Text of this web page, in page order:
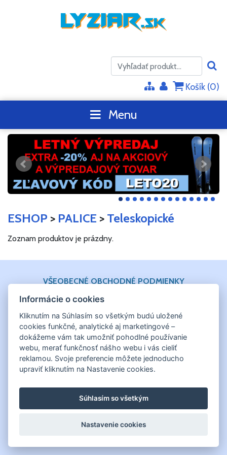
Košík (0)
Menu
ESHOP > PALICE > Teleskopické
Zoznam produktov je prázdny.
VŠEOBECNÉ OBCHODNÉ PODMIENKY
Informácie o cookies
Kliknutím na Súhlasím so všetkým budú uložené
cookies funkčné, analytické aj marketingové –
dokážeme vám tak umožniť pohodlné používanie
webu, merať funkčnosť nášho webu i vás cieliť
reklamou. Svoje preferencie môžete jednoducho
upraviť kliknutím na Nastavenie cookies.
Súhlasím so všetkým
Nastavenie cookies